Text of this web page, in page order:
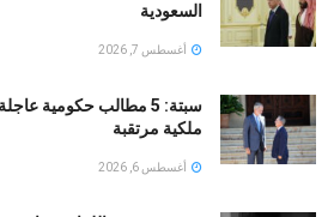
السعودية
أغسطس 7, 2026
سبتة: 5 مطالب حكومية
ملكية مرتقبة
أغسطس 6, 2026